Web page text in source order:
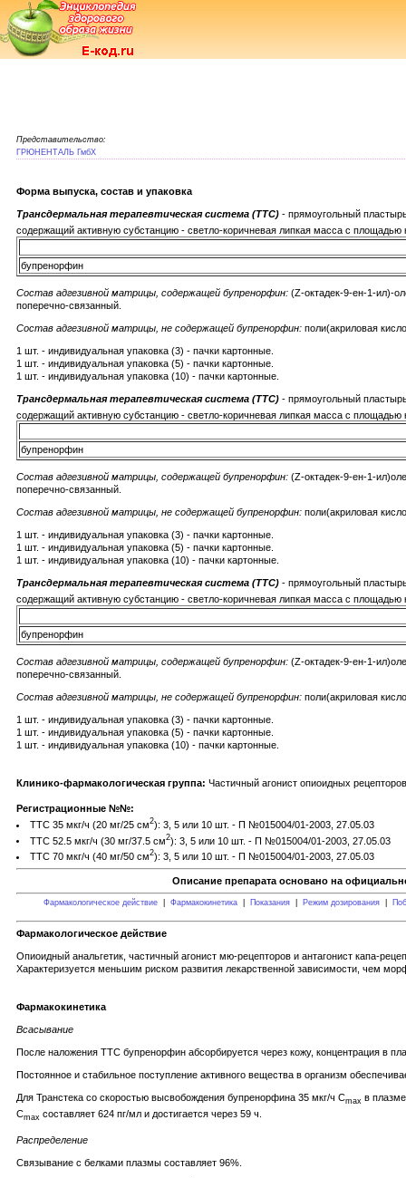
Представительство:
ГРЮНЕНТАЛЬ ГмбХ
Форма выпуска, состав и упаковка
Трансдермальная терапевтическая система (ТТС) - прямоугольный
содержащий активную субстанцию - светло-коричневая липкая масса с площадью
бупренорфин
Состав адгезивной матрицы, содержащей бупренорфин: (Z-октадек-9-ен-1-ил)-
поперечно-связанный.
Состав адгезивной матрицы, не содержащей бупренорфин: поли(акриловая
1 шт. - индивидуальная упаковка (3) - пачки картонные.
1 шт. - индивидуальная упаковка (5) - пачки картонные.
1 шт. - индивидуальная упаковка (10) - пачки картонные.
Трансдермальная терапевтическая система (ТТС) - прямоугольный
содержащий активную субстанцию - светло-коричневая липкая масса с площадью
бупренорфин
Состав адгезивной матрицы, содержащей бупренорфин: (Z-октадек-9-ен-1-
поперечно-связанный.
Состав адгезивной матрицы, не содержащей бупренорфин: поли(акриловая
1 шт. - индивидуальная упаковка (3) - пачки картонные.
1 шт. - индивидуальная упаковка (5) - пачки картонные.
1 шт. - индивидуальная упаковка (10) - пачки картонные.
Трансдермальная терапевтическая система (ТТС) - прямоугольный
содержащий активную субстанцию - светло-коричневая липкая масса с площадью
бупренорфин
Состав адгезивной матрицы, содержащей бупренорфин: (Z-октадек-9-ен-1-
поперечно-связанный.
Состав адгезивной матрицы, не содержащей бупренорфин: поли(акриловая
1 шт. - индивидуальная упаковка (3) - пачки картонные.
1 шт. - индивидуальная упаковка (5) - пачки картонные.
1 шт. - индивидуальная упаковка (10) - пачки картонные.
Клинико-фармакологическая группа: Частичный агонист опиоидных
Регистрационные №№:
ТТС 35 мкг/ч (20 мг/25 см2): 3, 5 или 10 шт. - П №015004/01-2003, 27.05.03
ТТС 52.5 мкг/ч (30 мг/37.5 см2): 3, 5 или 10 шт. - П №015004/01-2003, 27.05.03
ТТС 70 мкг/ч (40 мг/50 см2): 3, 5 или 10 шт. - П №015004/01-2003, 27.05.03
Описание препарата основано на
Фармакологическое действие Фармакокинетика Показания Режим дозирования
Фармакологическое действие
Опиоидный анальгетик, частичный агонист мю-рецепторов и антагонист капа-
Характеризуется меньшим риском развития лекарственной зависимости, чем
Фармакокинетика
Всасывание
После наложения ТТС бупренорфин абсорбируется через кожу, концентрация в
Постоянное и стабильное поступление активного вещества в организм
Для Транстека со скоростью высвобождения бупренорфина 35 мкг/ч Cmax в
Cmax составляет 624 пг/мл и достигается через 59 ч.
Распределение
Связывание с белками плазмы составляет 96%.